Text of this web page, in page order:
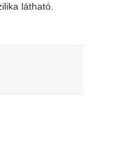
látható.